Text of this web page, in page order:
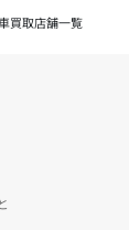
買取店舗一覧